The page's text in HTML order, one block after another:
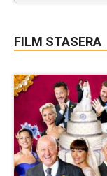
FILM STASERA